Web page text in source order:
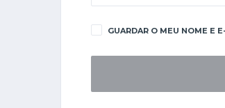
GUARDAR O MEU NOME E